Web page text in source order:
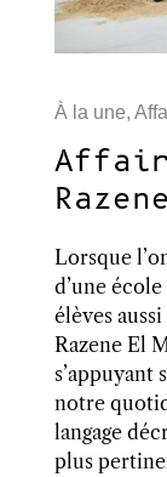
À la une,
Lorsque
d’une
élèves
Razene El
s’appuyant
notre
langage
plus